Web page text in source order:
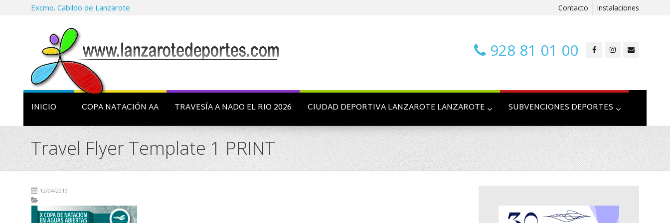
Excmo. Cabildo de Lanzarote Contacto Instalaciones
928 81 01 00
INICIO COPA NATACIÓN AA TRAVESÍA A NADO EL RIO 2026 CIUDAD DEPORTIVA LANZAROTE LANZAROTE SUBVENCIONES DEPORTES
Travel Flyer Template 1 PRINT
12/04/2019